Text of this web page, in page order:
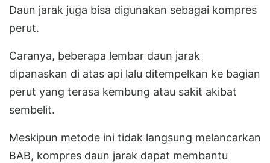
Daun jarak juga bisa digunakan sebagai kompres
perut.
Caranya, beberapa lembar daun jarak
dipanaskan di atas api lalu ditempelkan ke bagian
perut yang terasa kembung atau sakit akibat
sembelit.
Meskipun metode ini tidak langsung melancarkan
BAB, kompres daun jarak dapat membantu